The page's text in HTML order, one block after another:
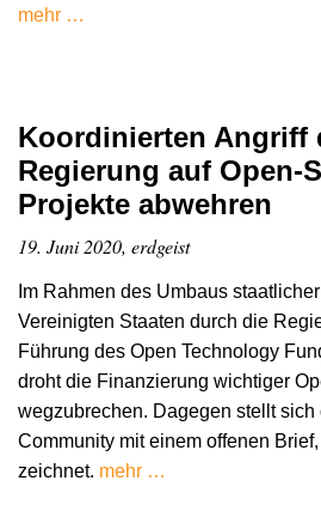
mehr …
Koordinierten Angriff
Regierung auf Open-
Projekte abwehren
19. Juni 2020, erdgeist
Im Rahmen des Umbaus
Vereinigten Staaten durch die
Führung des Open Technology
droht die Finanzierung wichtiger
wegzubrechen. Dagegen stellt sich
Community mit einem offenen
zeichnet. mehr …